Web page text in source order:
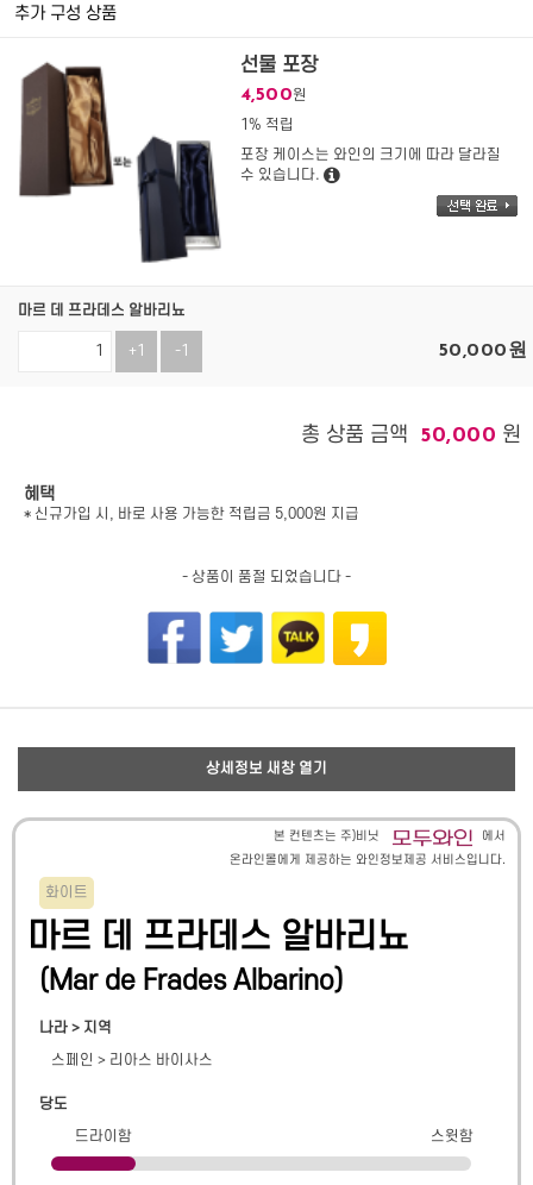
추가 구성 상품
선물 포장
4,500원
1% 적립
포장 케이스는 와인의 크기에 따라 달라질
수 있습니다.
마르 데 프라데스 알바리뇨
+1 -1 50,000원
총 상품 금액 50,000 원
혜택
* 신규가입 시, 바로 사용 가능한 적립금 5,000원 지급
- 상품이 품절 되었습니다 -
상세정보 새창 열기
본 컨텐츠는 주)비닛
에서
온라인몰에게 제공하는 와인정보제공 서비스입니다.
화이트
마르 데 프라데스 알바리뇨
(Mar de Frades Albarino)
나라 > 지역
스페인 > 리아스 바이사스
당도
드라이함
스윗함